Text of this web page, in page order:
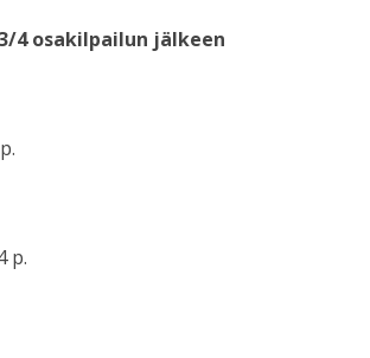
4 osakilpailun jälkeen
p.